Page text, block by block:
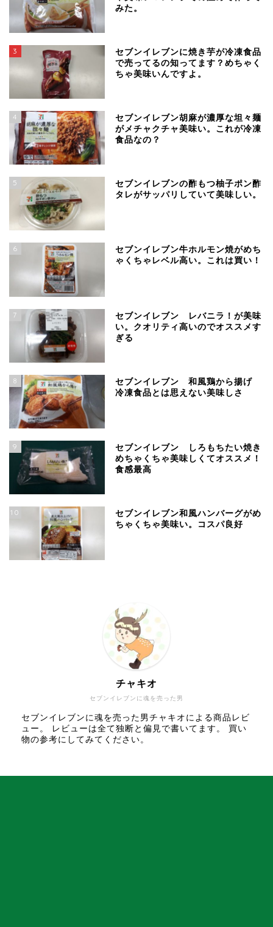
みた。
3
セブンイレブンに焼き芋が冷凍食品
で売ってるの知ってます？めちゃく
ちゃ美味いんですよ。
4
セブンイレブン胡麻が濃厚な坦々麺
がメチャクチャ美味い。これが冷凍
食品なの？
5
セブンイレブンの酢もつ柚子ポン酢
タレがサッパリしていて美味しい。
6
セブンイレブン牛ホルモン焼がめち
ゃくちゃレベル高い。これは買い！
7
セブンイレブン レバニラ！が美味
い。クオリティ高いのでオススメす
ぎる
8
セブンイレブン 和風鶏から揚げ
冷凍食品とは思えない美味しさ
9
セブンイレブン しろもちたい焼き
めちゃくちゃ美味しくてオススメ！
食感最高
10
セブンイレブン和風ハンバーグがめ
ちゃくちゃ美味い。コスパ良好
セブンイレブンに魂を売った男
チャキオ
セブンイレブンに魂を売った男チャキオによる商品レビ
ュー。 レビューは全て独断と偏見で書いてます。 買い
物の参考にしてみてください。